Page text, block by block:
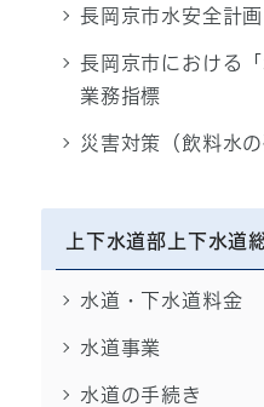
長岡京市水安全計画
長岡京市における
業務指標
災害対策（飲料水
上下水道部上下水道
水道・下水道料金
水道事業
水道の手続き